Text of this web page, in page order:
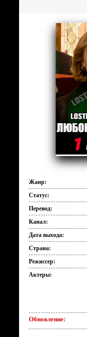
Жанр:
Статус:
Перевод:
Канал:
Дата выхода:
Страна:
Режиссер:
Актеры:
Обновление: